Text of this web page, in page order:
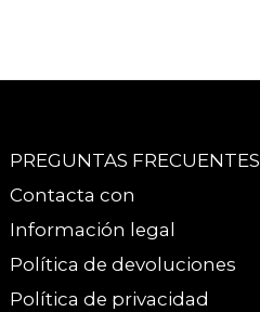
PREGUNTAS FRECUENTES
Contacta con
Información legal
Política de devoluciones
Política de privacidad